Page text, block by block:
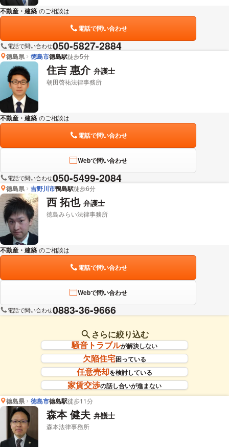
不動産・建築 のご相談は
電話で問い合わせ
電話で問い合わせ050-5827-2884
徳島県 徳島市徳島駅徒歩5分
住吉 惠介 弁護士
朝田啓祐法律事務所
不動産・建築 のご相談は
電話で問い合わせ
Webで問い合わせ
電話で問い合わせ050-5499-2084
徳島県 吉野川市鴨島駅徒歩6分
西 拓也 弁護士
徳島みらい法律事務所
不動産・建築 のご相談は
電話で問い合わせ
Webで問い合わせ
電話で問い合わせ0883-36-9666
さらに絞り込む
騒音トラブルが解決しない
欠陥住宅困っている
任意売却を検討している
家賃交渉の話し合いが進まない
徳島県
徳島市徳島駅徒歩11分
森本 健夫 弁護士
森本法律事務所